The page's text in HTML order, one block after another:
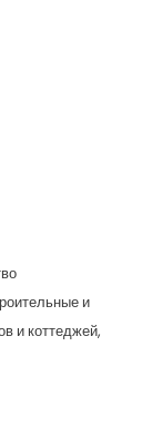
и
и коттеджей,